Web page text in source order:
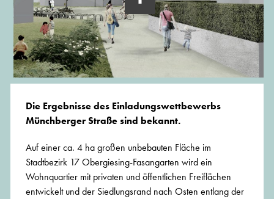
Die Ergebnisse des Einladungswettbewerbs
Münchberger Straße sind bekannt.
Auf einer ca. 4 ha großen unbebauten Fläche im
Stadtbezirk 17 Obergiesing-Fasangarten wird ein
Wohnquartier mit privaten und öffentlichen Freiflächen
entwickelt und der Siedlungsrand nach Osten entlang der